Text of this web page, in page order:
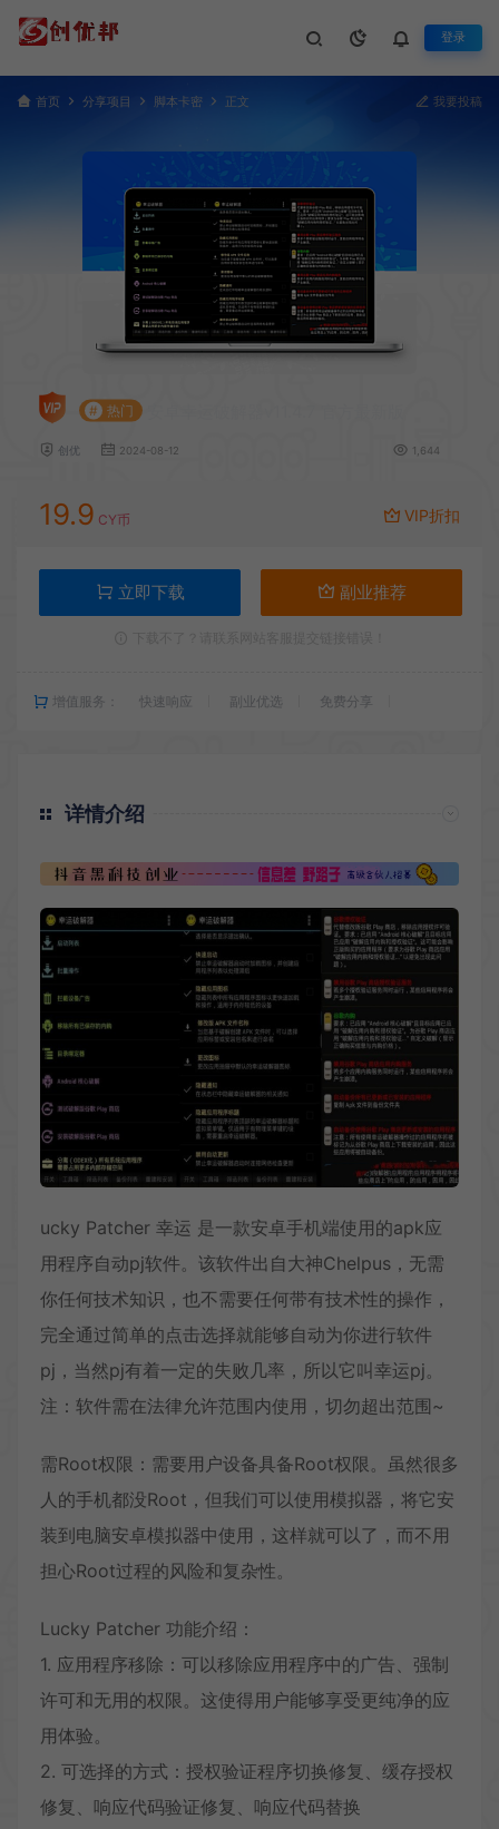
登录
首页 分享项目 脚本卡密 正文 我要投稿
# 热门
创优 2024-08-12 1,644
19.9 CY币 VIP折扣
立即下载 副业推荐
增值服务： 快速响应 副业优选 免费分享
详情介绍
ucky Patcher 幸运 是一款安卓手机端使用的apk应
用程序自动pj软件。该软件出自大神Chelpus，无需
你任何技术知识，也不需要任何带有技术性的操作，
完全通过简单的点击选择就能够自动为你进行软件
pj，当然pj有着一定的失败几率，所以它叫幸运pj。
注：软件需在法律允许范围内使用，切勿超出范围~
需Root权限：需要用户设备具备Root权限。虽然很多
人的手机都没Root，但我们可以使用模拟器，将它安
装到电脑安卓模拟器中使用，这样就可以了，而不用
担心Root过程的风险和复杂性。
Lucky Patcher 功能介绍：
1. 应用程序移除：可以移除应用程序中的广告、强制
许可和无用的权限。这使得用户能够享受更纯净的应
用体验。
2. 可选择的方式：授权验证程序切换修复、缓存授权
修复、响应代码验证修复、响应代码替换